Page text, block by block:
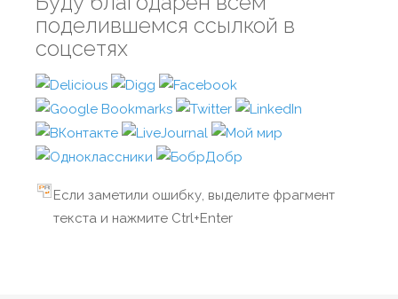
поделившемся ссылкой в
соцсетях
Если заметили ошибку, выделите фрагмент
текста и нажмите Ctrl+Enter